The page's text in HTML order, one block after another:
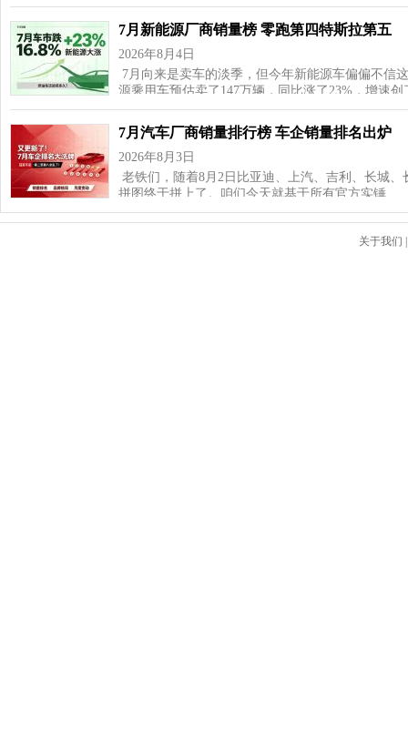
7月新能源厂商销量榜 零跑第四特斯拉第五
2026年8月4日
7月向来是卖车的淡季，但今年新能源车偏偏不信
源乘用车预估卖了147万辆，同比涨了23%，增速
7月汽车厂商销量排行榜 车企销量排名出炉
2026年8月3日
老铁们，随着8月2日比亚迪、上汽、吉利、长城
拼图终于拼上了。咱们今天就基于所有官方实锤…
关于我们